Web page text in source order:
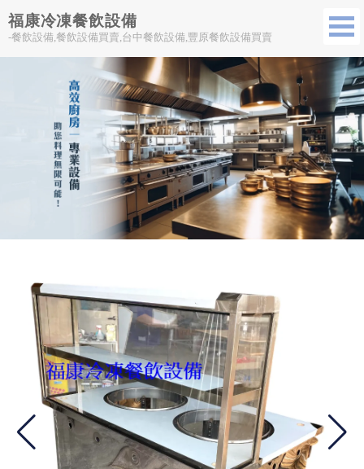
福康冷凍餐飲設備
-餐飲設備,餐飲設備買賣,台中餐飲設備,豐原餐飲設備買賣